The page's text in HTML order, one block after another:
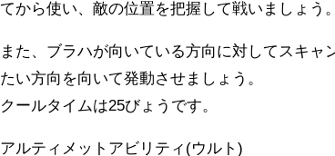
てから使い、敵の位置を把握して戦いましょう。
また、ブラハが向いている方向に対してスキャ
たい方向を向いて発動させましょう。
クールタイムは25びょうです。
アルティメットアビリティ(ウルト)